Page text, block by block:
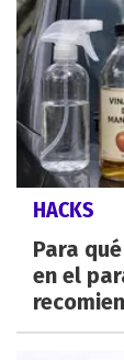
HACKS
Para
en el